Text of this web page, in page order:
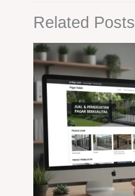
Related Posts